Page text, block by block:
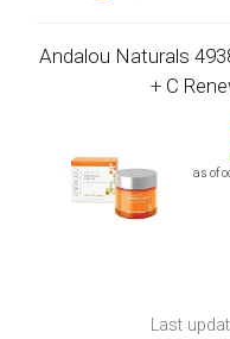
Andalou Naturals
+ C
as of
Last